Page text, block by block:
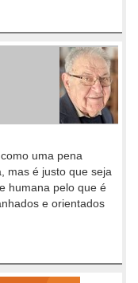
uma pena
mas é justo que seja
humana pelo que é
e orientados